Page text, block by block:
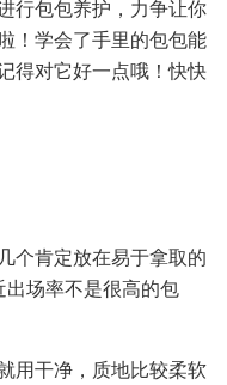
行包包养护，力争让你
！学会了手里的包包能
得对它好一点哦！快快
个肯定放在易于拿取的
场率不是很高的包
用干净，质地比较柔软